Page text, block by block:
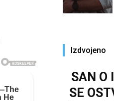
Izdvojeno
SAN O
SE